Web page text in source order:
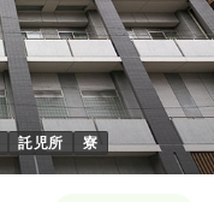
詳細を見る
一時募集休止
託児所 寮